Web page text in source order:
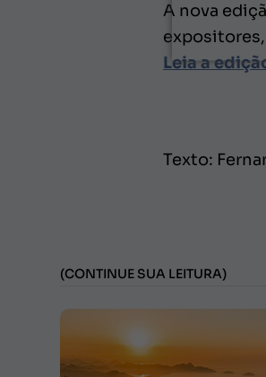
A nova
Leia a
Texto:
(CONTINUE SUA LEITURA)